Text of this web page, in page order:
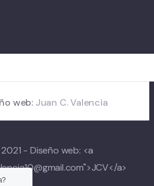
web: Juan C. Valencia
- Diseño web: <a
a>